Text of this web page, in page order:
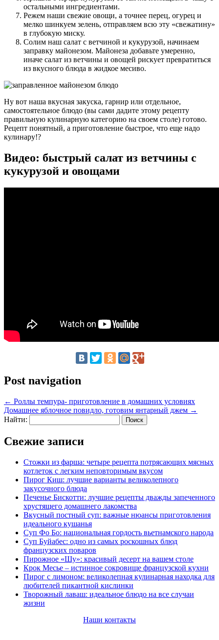
остальными ингредиентами.
Режем наши свежие овощи, а точнее перец, огурец и
мелко шинкуем зелень, отправляем всю эту «свежатину»
в глубокую миску.
Солим наш салат с ветчиной и кукурузой, начинаем
заправку майонезом. Майонеза добавьте умеренно,
иначе салат из ветчины и овощей рискует превратиться
из вкусного блюда в жидкое месиво.
Ну вот наша вкусная закуска, гарнир или отдельное,
самостоятельное блюдо (вы сами дадите этому рецепту
правильную кулинарную категорию на своем столе) готово.
Рецепт понятный, а приготовление быстрое, что еще надо
кулинару!?
Видео: быстрый салат из ветчины с
кукурузой и овощами
Post navigation
← Роллы темпура- приготовление в домашних условиях
Домашнее яблочное повидло, готовим янтарный джем →
Найти:
Свежие записи
Стожки из фарша: четыре рецепта потрясающих мясных
котлеток с легким неповторимым вкусом
Пирог Киш: лучшие варианты великолепного
закусочного блюда
Печенье Бискотти: лучшие рецепты дважды запеченного
хрустящего домашнего лакомства
Вкусный постный суп: важные нюансы приготовления
идеального кушанья
Суп Фо Бо: национальная гордость вьетнамского народа
Суп Буйабес: одно из самых роскошных блюд
французских поваров
Пирожное «Шу»: красивый десерт на вашем столе
Крок Месье – истинное сокровище французской кухни
Пирог с лимоном: великолепная кулинарная находка для
любителей пикантной кислинки
Творожный лаваш: идеальное блюдо на все случаи
жизни
Наши контакты